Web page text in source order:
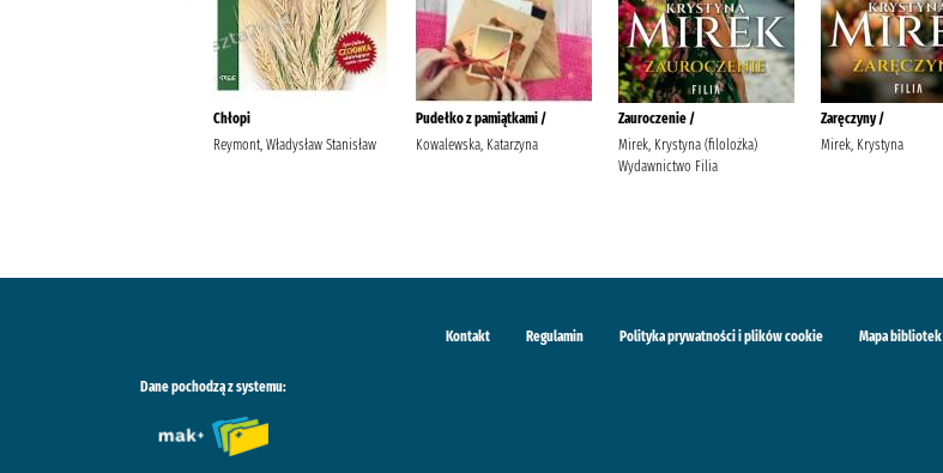
Chłopi
Reymont, Władysław Stanisław
Pudełko z pamiątkami /
Kowalewska, Katarzyna
Zauroczenie /
Mirek, Krystyna (filolożka)
Wydawnictwo Filia
Zaręczyny /
Mirek, Krystyna
Kontakt Regulamin Polityka prywatności i plików cookie Mapa bibliotek
Dane pochodzą z systemu: